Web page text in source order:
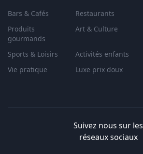
Bars & Cafés
Restaurants
Produits
gourmands
Art & Culture
Sports & Loisirs
Activités enfants
Vie pratique
Luxe prix doux
Suivez nous sur les
réseaux sociaux